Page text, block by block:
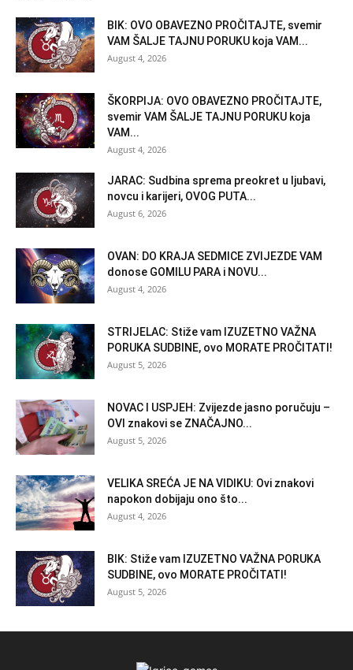
BIK: OVO OBAVEZNO PROČITAJTE, svemir
VAM ŠALJE TAJNU PORUKU koja VAM...
August 4, 2026
ŠKORPIJA: OVO OBAVEZNO PROČITAJTE,
svemir VAM ŠALJE TAJNU PORUKU koja
VAM...
August 4, 2026
JARAC: Sudbina sprema preokret u ljubavi,
novcu i karijeri, OVOG PUTA...
August 6, 2026
OVAN: DO KRAJA SEDMICE ZVIJEZDE VAM
donose GOMILU PARA i NOVU...
August 4, 2026
STRIJELAC: Stiže vam IZUZETNO VAŽNA
PORUKA SUDBINE, ovo MORATE PROČITATI!
August 5, 2026
NOVAC I USPJEH: Zvijezde jasno poručuju –
OVI znakovi se ZNAČAJNO...
August 5, 2026
VELIKA SREĆA JE NA VIDIKU: Ovi znakovi
napokon dobijaju ono što...
August 4, 2026
BIK: Stiže vam IZUZETNO VAŽNA PORUKA
SUDBINE, ovo MORATE PROČITATI!
August 5, 2026